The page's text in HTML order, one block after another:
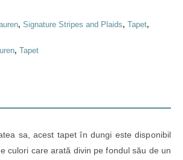
, Signature Stripes and Plaids, Tapet,
, Tapet
sa, acest tapet în dungi este disponibil
culori care arată divin pe fondul său de un